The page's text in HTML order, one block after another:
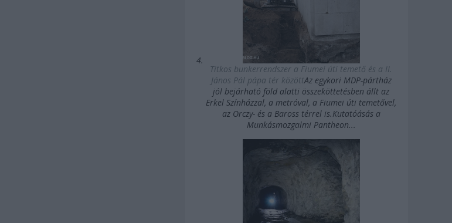
Titkos bunkerrendszer a Fiumei úti temető és a II.
János Pál pápa tér közöttAz egykori MDP-pártház
jól bejárható föld alatti összeköttetésben állt az
Erkel Színházzal, a metróval, a Fiumei úti temetővel,
az Orczy- és a Baross térrel is.Kutatóásás a
Munkásmozgalmi Pantheon...